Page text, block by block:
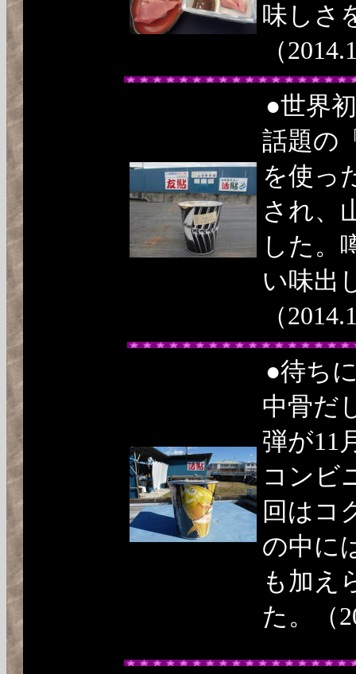
味しさ
（
●世界
話題の
を使っ
され、
した。
い味出
（
●待ち
中骨だ
弾が11
コンビ
回はコ
の中に
も加え
た。（